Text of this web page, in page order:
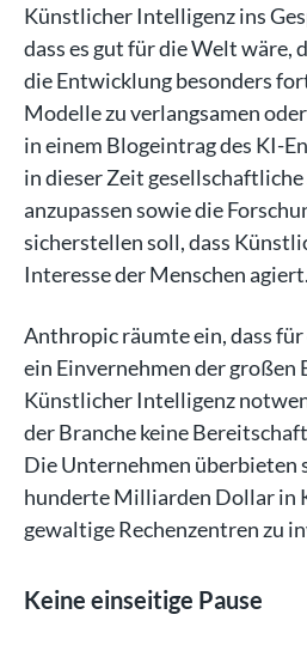
Künstlicher Intelligenz ins
dass es gut für die Welt wäre,
die Entwicklung besonders
Modelle zu verlangsamen
in einem Blogeintrag des KI-
in dieser Zeit
anzupassen sowie die
sicherstellen soll, dass
Interesse der Menschen agiert.
Anthropic räumte ein, dass
ein Einvernehmen der großen
Künstlicher Intelligenz
der Branche keine
Die Unternehmen überbieten
hunderte Milliarden Dollar
gewaltige Rechenzentren zu
Keine einseitige Pause